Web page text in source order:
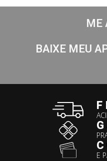
ME
BAIXE MEU
E